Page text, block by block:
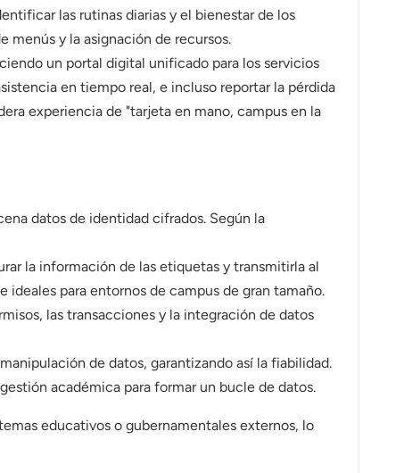
las rutinas diarias y el bienestar de los
menús y la asignación de recursos.
un portal digital unificado para los servicios
en tiempo real, e incluso reportar la pérdida
experiencia de "tarjeta en mano, campus en la
datos de identidad cifrados. Según la
la información de las etiquetas y transmitirla al
para entornos de campus de gran tamaño.
las transacciones y la integración de datos
de datos, garantizando así la fiabilidad.
académica para formar un bucle de datos.
educativos o gubernamentales externos, lo